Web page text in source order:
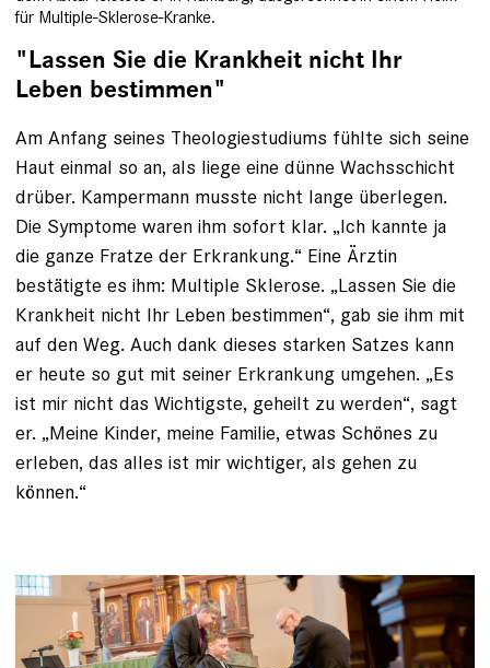
für Multiple-Sklerose-Kranke.
"Lassen Sie die Krankheit nicht Ihr
Leben bestimmen"
Am Anfang seines Theologie­studiums fühlte sich seine
Haut einmal so an, als liege eine dünne Wachsschicht
drüber. Kampermann musste nicht lange über­legen.
Die Symptome waren ihm sofort klar. „Ich kannte ja
die ganze Fratze der Erkrankung.“ Eine Ärztin
bestätigte es ihm: Multiple Sklerose. „Lassen Sie die
Krankheit nicht Ihr Leben bestimmen“, gab sie ihm mit
auf den Weg. Auch dank dieses starken Satzes kann
er heute so gut mit seiner Erkrankung umgehen. „Es
ist mir nicht das Wichtigste, geheilt zu werden“, sagt
er. „Meine Kinder, meine Familie, ­etwas Schönes zu
erleben, das alles ist mir wichtiger, als gehen zu
können.“